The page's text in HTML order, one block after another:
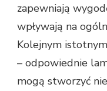
zapewniają
wpływają na
Kolejnym
– odpowiednie
mogą stworzyć